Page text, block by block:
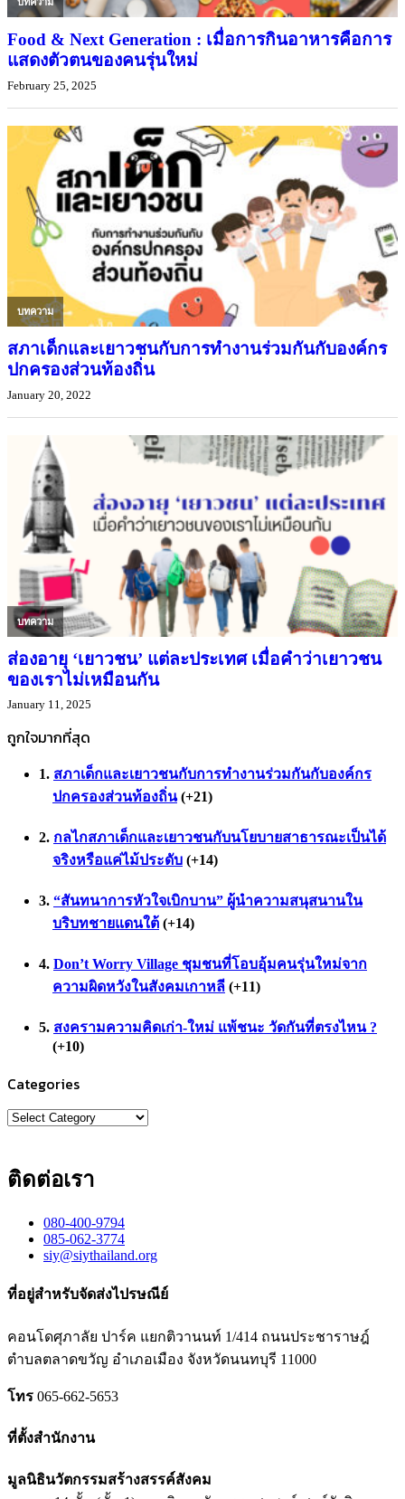
Food & Next Generation : เมื่อการกินอาหารคือการ
แสดงตัวตนของคนรุ่นใหม่
February 25, 2025
บทความ
สภาเด็กและเยาวชนกับการทำงานร่วมกันกับองค์กร
ปกครองส่วนท้องถิ่น
January 20, 2022
บทความ
ส่องอายุ ‘เยาวชน’ แต่ละประเทศ เมื่อคำว่าเยาวชน
ของเราไม่เหมือนกัน
January 11, 2025
ถูกใจมากที่สุด
สภาเด็กและเยาวชนกับการทำงานร่วมกันกับองค์กร
ปกครองส่วนท้องถิ่น +21
กลไกสภาเด็กและเยาวชนกับนโยบายสาธารณะเป็นได้
จริงหรือแค่ไม้ประดับ +14
“สันทนาการหัวใจเบิกบาน” ผู้นำความสนุสนานใน
บริบทชายแดนใต้ +14
Don’t Worry Village ชุมชนที่โอบอุ้มคนรุ่นใหม่จาก
ความผิดหวังในสังคมเกาหลี +11
สงครามความคิดเก่า-ใหม่ แพ้ชนะ วัดกันที่ตรงไหน ?
+10
Categories
Categories
ติดต่อเรา
080-400-9794
085-062-3774
siy@siythailand.org
ที่อยู่สำหรับจัดส่งไปรษณีย์
คอนโดศุภาลัย ปาร์ค แยกติวานนท์ 1/414 ถนนประชาราษฎ์
ตำบลตลาดขวัญ อำเภอเมือง จังหวัดนนทบุรี 11000
โทร 065-662-5653
ที่ตั้งสำนักงาน
มูลนิธินวัตกรรมสร้างสรรค์สังคม